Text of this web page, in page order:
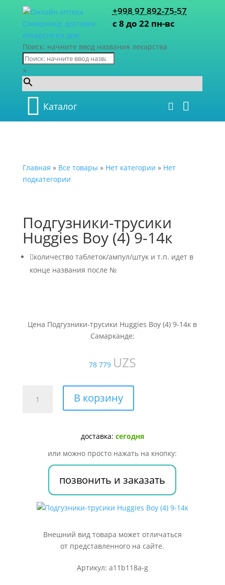
+998 97 892-75-57
с 8 до 22 пн-вс
Поиск: начните ввод названия лекарства
×
Каталог
Главная » Все товары » Нет категории » Нет
подкатегории
Подгузники-трусики
Huggies Boy (4) 9-14к
количество таблеток/ампул/штук и т.п. идет в
конце названия после №
Цена Подгузники-трусики Huggies Boy (4) 9-14к в
Самарканде:
78 779 UZS
товара
Подгузники-
В корзину
доставка: сегодня
или можно просто нажать на кнопку:
позвонить и заказать
Внешний вид товара может отличаться
от представленного на сайте.
Артикул: a11b118a-g